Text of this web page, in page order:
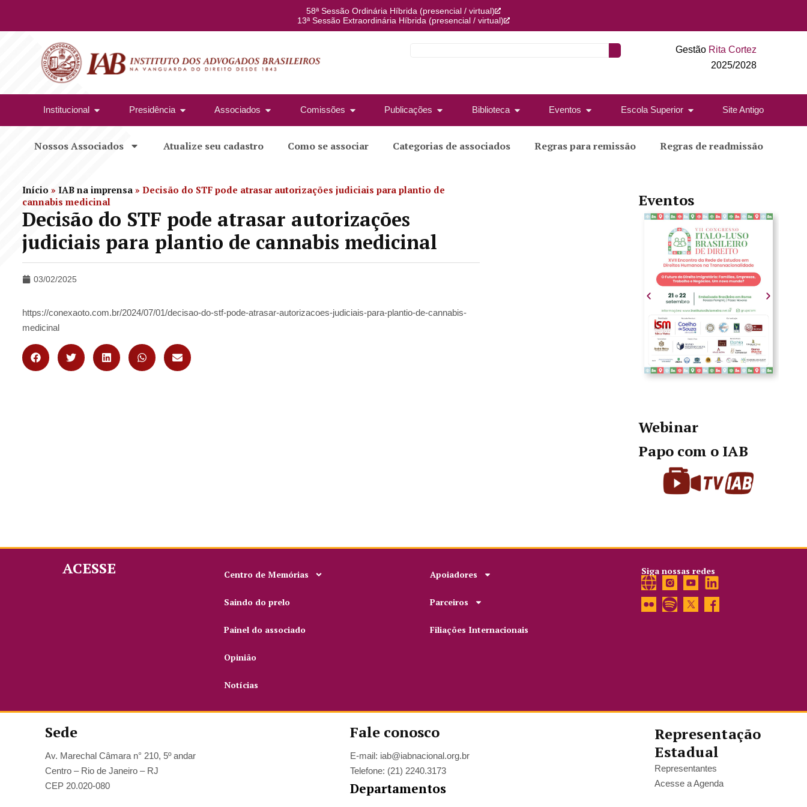
58ª Sessão Ordinária Híbrida (presencial / virtual)
13ª Sessão Extraordinária Híbrida (presencial / virtual)
Gestão Rita Cortez
2025/2028
Institucional Presidência Associados Comissões Publicações Biblioteca Eventos Escola Superior Site Antigo
Nossos Associados Atualize seu cadastro Como se associar Categorias de associados Regras para remissão Regras de readmissão
Início » IAB na imprensa » Decisão do STF pode atrasar autorizações judiciais para plantio de
cannabis medicinal
Decisão do STF pode atrasar autorizações
judiciais para plantio de cannabis medicinal
03/02/2025
https://conexaoto.com.br/2024/07/01/decisao-do-stf-pode-atrasar-autorizacoes-judiciais-para-plantio-de-cannabis-
medicinal
Eventos
Webinar
Papo com o IAB
ACESSE Centro de Memórias
Saindo do prelo
Painel do associado
Opinião
Notícias
Apoiadores
Parceiros
Filiações Internacionais
Siga nossas redes
Sede
Av. Marechal Câmara n° 210, 5º andar
Centro – Rio de Janeiro – RJ
CEP 20.020-080
Fale conosco
E-mail: iab@iabnacional.org.br
Telefone: (21) 2240.3173
Departamentos
Representação
Estadual
Representantes
Acesse a Agenda